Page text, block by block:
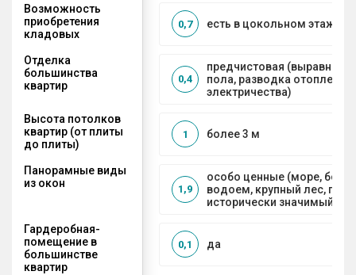
Возможность
приобретения
кладовых
есть в цокольном этаже
0,7
Отделка
большинства
квартир
предчистовая
пола, разводка отопления
электричества)
0,4
Высота потолков
квартир (от плиты
до плиты)
более 3 м
1
Панорамные виды
из окон
особо ценные (море,
водоем, крупный лес,
исторически значимый
1,9
Гардеробная-
помещение в
большинстве
квартир
да
0,1